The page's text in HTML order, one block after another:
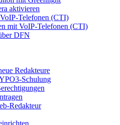
aktivieren
Telefonen (CTI)
mit VoIP-Telefonen (CTI)
DFN
Redakteure
Schulung
Redakteur